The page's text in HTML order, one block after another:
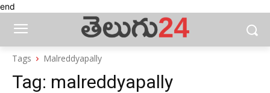
end
Tags Malreddyapally
Tag: malreddyapally